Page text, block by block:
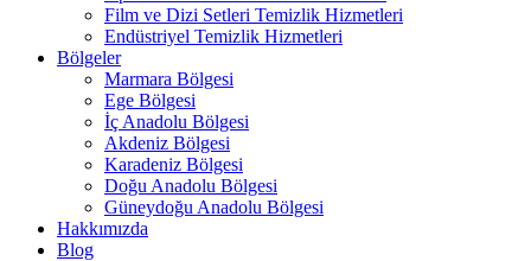
Film ve Dizi Setleri Temizlik Hizmetleri
Endüstriyel Temizlik Hizmetleri
Bölgeler
Marmara Bölgesi
Ege Bölgesi
İç Anadolu Bölgesi
Akdeniz Bölgesi
Karadeniz Bölgesi
Doğu Anadolu Bölgesi
Güneydoğu Anadolu Bölgesi
Hakkımızda
Blog